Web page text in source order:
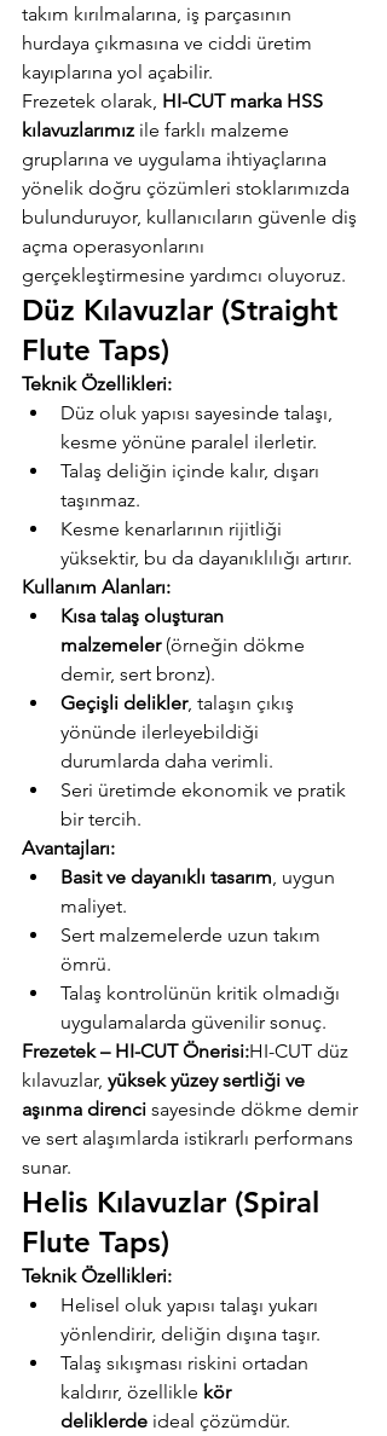
takım kırılmalarına, iş parçasının
hurdaya çıkmasına ve ciddi üretim
kayıplarına yol açabilir.
Frezetek olarak, HI-CUT marka HSS
kılavuzlarımız ile farklı malzeme
gruplarına ve uygulama ihtiyaçlarına
yönelik doğru çözümleri stoklarımızda
bulunduruyor, kullanıcıların güvenle diş
açma operasyonlarını
gerçekleştirmesine yardımcı oluyoruz.
Düz Kılavuzlar (Straight
Flute Taps)
Teknik Özellikleri:
Düz oluk yapısı sayesinde talaşı,
kesme yönüne paralel ilerletir.
Talaş deliğin içinde kalır, dışarı
taşınmaz.
Kesme kenarlarının rijitliği
yüksektir, bu da dayanıklılığı artırır.
Kullanım Alanları:
Kısa talaş oluşturan
malzemeler (örneğin dökme
demir, sert bronz).
Geçişli delikler, talaşın çıkış
yönünde ilerleyebildiği
durumlarda daha verimli.
Seri üretimde ekonomik ve pratik
bir tercih.
Avantajları:
Basit ve dayanıklı tasarım , uygun
maliyet.
Sert malzemelerde uzun takım
ömrü.
Talaş kontrolünün kritik olmadığı
uygulamalarda güvenilir sonuç.
Frezetek – HI-CUT Önerisi:HI-CUT düz
kılavuzlar, yüksek yüzey sertliği ve
aşınma direnci sayesinde dökme demir
ve sert alaşımlarda istikrarlı performans
sunar.
Helis Kılavuzlar (Spiral
Flute Taps)
Teknik Özellikleri:
Helisel oluk yapısı talaşı yukarı
yönlendirir, deliğin dışına taşır.
Talaş sıkışması riskini ortadan
kaldırır, özellikle kör
deliklerde ideal çözümdür.